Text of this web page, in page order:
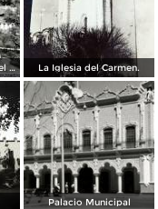
Panorama visto desde el cerrito. La Iglesia del Carmen.
Palacio Municipal